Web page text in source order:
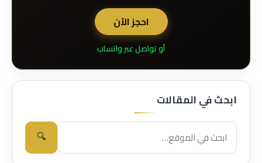
احجز الآن
أو تواصل عبر واتساب
ابحث في المقالات
🔍